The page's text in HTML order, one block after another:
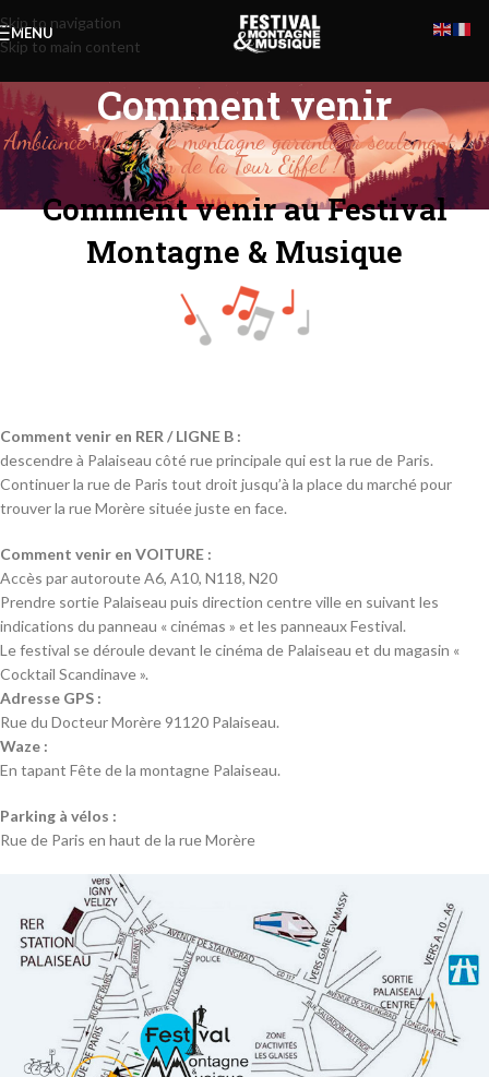
Skip to navigation
Skip to main content
MENU
Comment venir
Ambiance village de montagne garantie à seulement 25
km de la Tour Eiffel !
Comment venir au Festival
Montagne & Musique
Comment venir en RER / LIGNE B :
descendre à Palaiseau côté rue principale qui est la rue de Paris.
Continuer la rue de Paris tout droit jusqu’à la place du marché pour
trouver la rue Morère située juste en face.
Comment venir en VOITURE :
Accès par autoroute A6, A10, N118, N20
Prendre sortie Palaiseau puis direction centre ville en suivant les
indications du panneau « cinémas » et les panneaux Festival.
Le festival se déroule devant le cinéma de Palaiseau et du magasin «
Cocktail Scandinave ».
Adresse GPS :
Rue du Docteur Morère 91120 Palaiseau.
Waze :
En tapant Fête de la montagne Palaiseau.
Parking à vélos :
Rue de Paris en haut de la rue Morère